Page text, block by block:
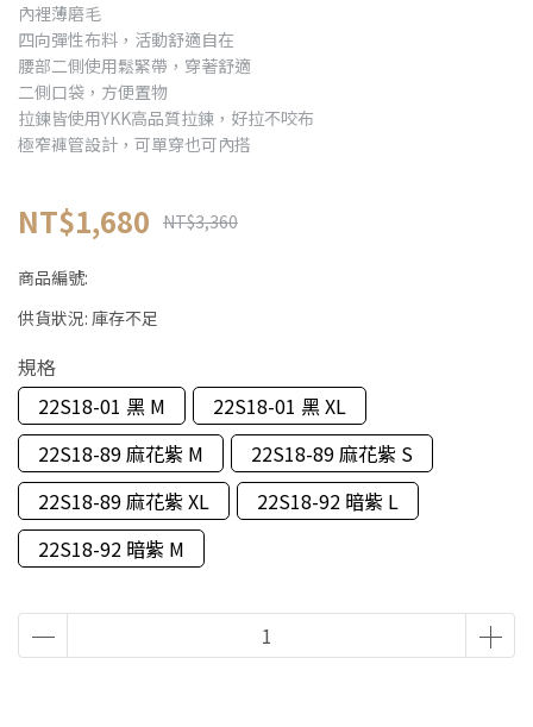
內裡薄磨毛
四向彈性布料，活動舒適自在
腰部二側使用鬆緊帶，穿著舒適
二側口袋，方便置物
拉鍊皆使用YKK高品質拉鍊，好拉不咬布
極窄褲管設計，可單穿也可內搭
NT$1,680 NT$3,360
商品編號:
供貨狀況: 庫存不足
規格
22S18-01 黑 M
22S18-01 黑 XL
22S18-89 麻花紫 M
22S18-89 麻花紫 S
22S18-89 麻花紫 XL
22S18-92 暗紫 L
22S18-92 暗紫 M